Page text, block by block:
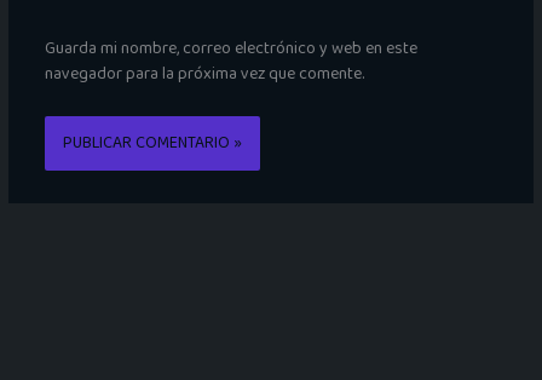
Guarda mi nombre, correo electrónico y web en este
navegador para la próxima vez que comente.